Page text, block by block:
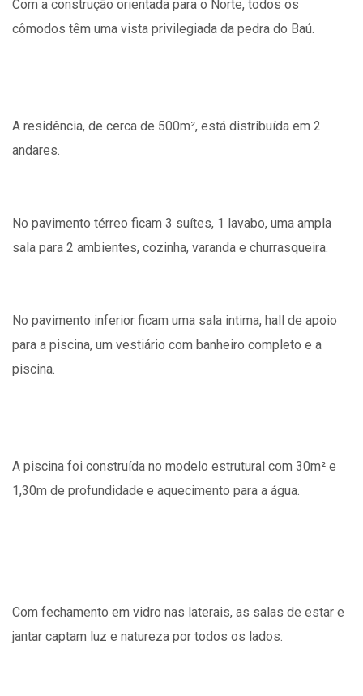
Com a construção orientada para o Norte, todos os
cômodos têm uma vista privilegiada da pedra do Baú.
A residência, de cerca de 500m², está distribuída em 2
andares.
No pavimento térreo ficam 3 suítes, 1 lavabo, uma ampla
sala para 2 ambientes, cozinha, varanda e churrasqueira.
No pavimento inferior ficam uma sala intima, hall de apoio
para a piscina, um vestiário com banheiro completo e a
piscina.
A piscina foi construída no modelo estrutural com 30m² e
1,30m de profundidade e aquecimento para a água.
Com fechamento em vidro nas laterais, as salas de estar e
jantar captam luz e natureza por todos os lados.